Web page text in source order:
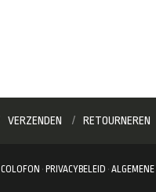
VERZENDEN RETOURNEREN
COLOFON · PRIVACYBELEID ·